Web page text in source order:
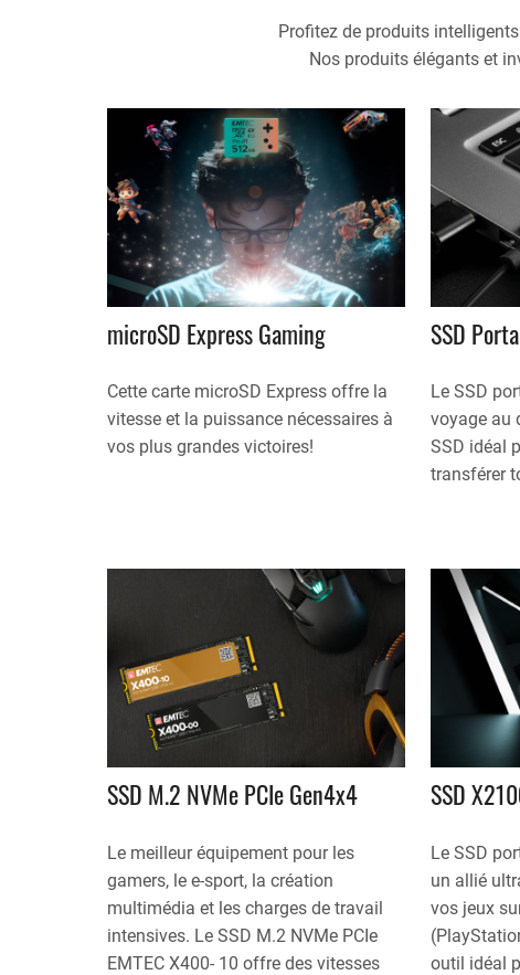
Profitez de produits
Nos produits élégants et
microSD Express Gaming
Cette carte microSD Express offre la
vitesse et la puissance nécessaires à
vos plus grandes victoires!
SSD
Le SSD
voyage au
SSD idéal
transférer
SSD M.2 NVMe PCIe Gen4x4
Le meilleur équipement pour les
gamers, le e-sport, la création
multimédia et les charges de travail
intensives. Le SSD M.2 NVMe PCIe
EMTEC X400- 10 offre des vitesses
SSD
Le SSD
un allié
vos jeux
outil idéal